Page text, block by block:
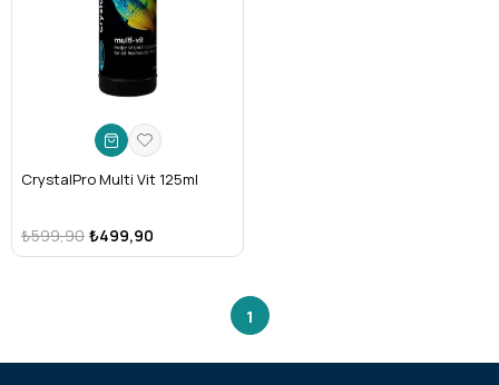
CrystalPro Multi Vit 125ml
₺499,90
₺599,90
1